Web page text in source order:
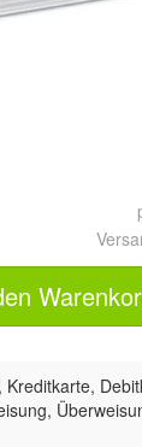
Kreditkarte,